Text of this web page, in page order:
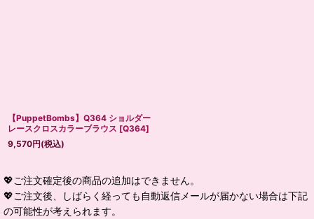
【PuppetBombs】Q364 ショルダー
レースクロスカラーブラウス [Q364]
9,570円(税込)
💖ご注文確定後の商品の追加はできません。
💖ご注文後、しばらく経っても自動返信メールが届かない場合は下記
の可能性が考えられます。